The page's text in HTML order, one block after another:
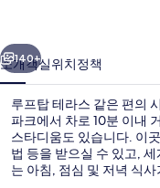
트
럴
파
크
의
다음
140+
소개객실위치정책
루프탑 테라스 같은 편의
파크에서 차로 10분 이내
스타디움도 있습니다. 이
법 등을 받으실 수 있고,
는 아침, 점심 및 저녁 식